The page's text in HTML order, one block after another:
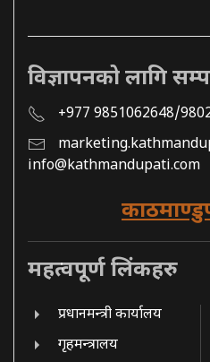
विज्ञापनको लागि
+977 9851062648/
info@kathmandupati.com
महत्वपूर्ण लिंकहरु
प्रधानमन्त्री कार्यालय
गृहमन्त्रालय